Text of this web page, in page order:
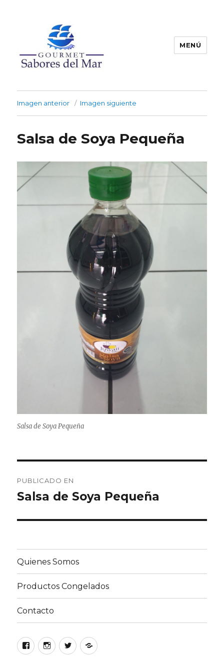
MENÚ
Imagen anterior Imagen siguiente
Salsa de Soya Pequeña
Salsa de Soya Pequeña
de
PUBLICADO EN
Salsa de Soya Pequeña
Quienes Somos
Productos Congelados
Contacto
FacebookInstagram
TwitterGoogle